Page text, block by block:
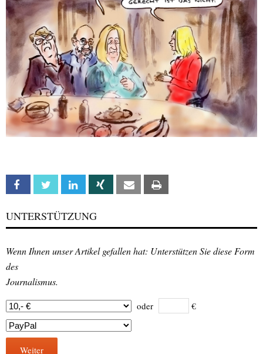
Facebook Twitter Linkedin Xing Email
UNTERSTÜTZUNG
Wenn Ihnen unser Artikel gefallen hat: Unterstützen Sie diese Form
des
Journalismus.
oder €
Weiter